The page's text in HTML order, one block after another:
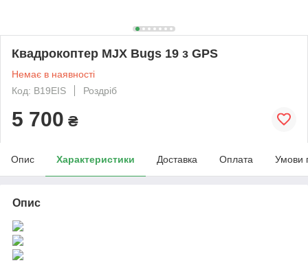
Квадрокоптер MJX Bugs 19 з GPS
Немає в наявності
Код: B19EIS
Роздріб
5 700 ₴
Опис Характеристики Доставка Оплата Умови
Опис